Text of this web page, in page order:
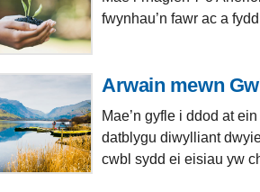
fwynhau’n fawr ac a
Arwain mewn
Mae’n gyfle i ddod at
datblygu diwylliant
cwbl sydd ei eisiau yw